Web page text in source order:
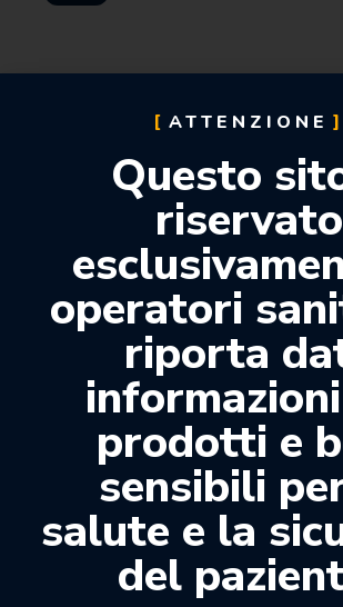
MICROMOTORE PRIME SENSE A7
900,00
590,00 €
Solo 4 in stock
ATTENZIONE
Questo
riservato
operatori
riporta
prodotti e
sensibili
salute e la
del